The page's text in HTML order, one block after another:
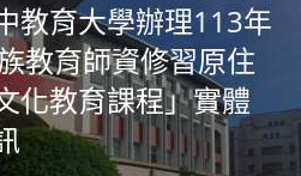
教育大學辦理113年
教育師資修習原住
化教育課程」實體